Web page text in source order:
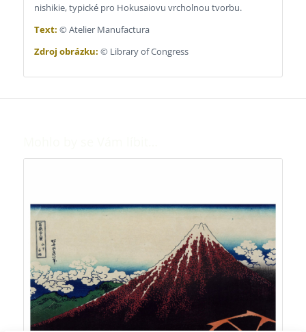
nishikie, typické pro Hokusaiovu vrcholnou tvorbu.
Text: © Atelier Manufactura
Zdroj obrázku: © Library of Congress